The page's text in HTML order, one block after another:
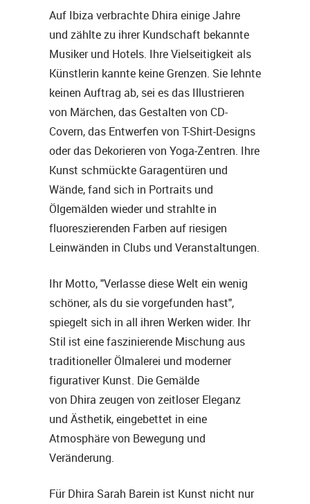
Auf Ibiza verbrachte Dhira einige Jahre
und zählte zu ihrer Kundschaft bekannte
Musiker und Hotels. Ihre Vielseitigkeit als
Künstlerin kannte keine Grenzen. Sie lehnte
keinen Auftrag ab, sei es das Illustrieren
von Märchen, das Gestalten von CD-
Covern, das Entwerfen von T-Shirt-Designs
oder das Dekorieren von Yoga-Zentren. Ihre
Kunst schmückte Garagentüren und
Wände, fand sich in Portraits und
Ölgemälden wieder und strahlte in
fluoreszierenden Farben auf riesigen
Leinwänden in Clubs und Veranstaltungen.
Ihr Motto, "Verlasse diese Welt ein wenig
schöner, als du sie vorgefunden hast",
spiegelt sich in all ihren Werken wider. Ihr
Stil ist eine faszinierende Mischung aus
traditioneller Ölmalerei und moderner
figurativer Kunst. Die Gemälde
von Dhira zeugen von zeitloser Eleganz
und Ästhetik, eingebettet in eine
Atmosphäre von Bewegung und
Veränderung.
Für Dhira Sarah Barein ist Kunst nicht nur